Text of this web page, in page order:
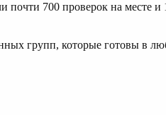
почти 700 проверок на месте и
групп, которые готовы в